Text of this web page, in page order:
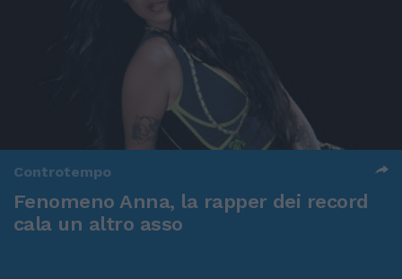
Controtempo
Fenomeno Anna, la rapper dei record
cala un altro asso